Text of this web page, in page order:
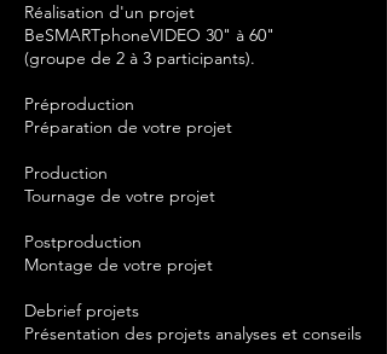
Réalisation d'un projet
BeSMARTphoneVIDEO 30" à 60"
(groupe de 2 à 3 participants).
Préproduction
Préparation de votre projet
Production
Tournage de votre projet
Postproduction
Montage de votre projet
Debrief projets
Présentation des projets analyses et conseils